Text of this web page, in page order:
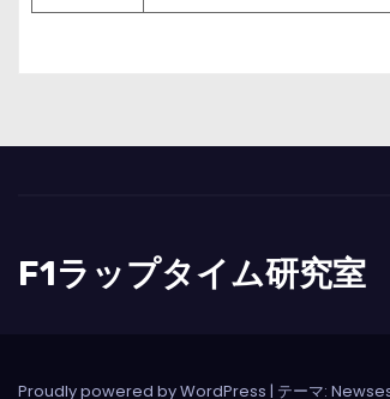
F1ラップタイム研究室
Proudly powered by WordPress | テーマ: